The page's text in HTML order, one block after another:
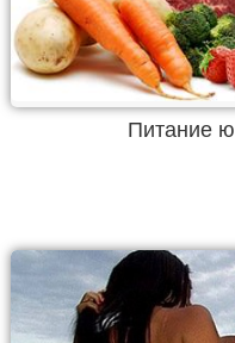
Питание